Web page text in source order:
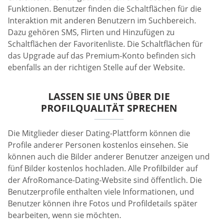
Funktionen. Benutzer finden die Schaltflächen für die
Interaktion mit anderen Benutzern im Suchbereich.
Dazu gehören SMS, Flirten und Hinzufügen zu
Schaltflächen der Favoritenliste. Die Schaltflächen für
das Upgrade auf das Premium-Konto befinden sich
ebenfalls an der richtigen Stelle auf der Website.
LASSEN SIE UNS ÜBER DIE
PROFILQUALITÄT SPRECHEN
Die Mitglieder dieser Dating-Plattform können die
Profile anderer Personen kostenlos einsehen. Sie
können auch die Bilder anderer Benutzer anzeigen und
fünf Bilder kostenlos hochladen. Alle Profilbilder auf
der AfroRomance-Dating-Website sind öffentlich. Die
Benutzerprofile enthalten viele Informationen, und
Benutzer können ihre Fotos und Profildetails später
bearbeiten, wenn sie möchten.